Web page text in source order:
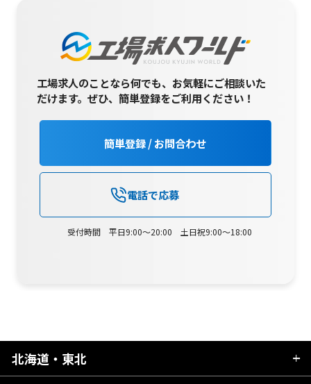
工場求人のことなら何でも、お気軽にご相談いた
だけます。ぜひ、簡単登録をご利用ください！
簡単登録 / お問合わせ
電話で応募
受付時間 平日9:00～20:00 土日祝9:00～18:00
北海道・東北